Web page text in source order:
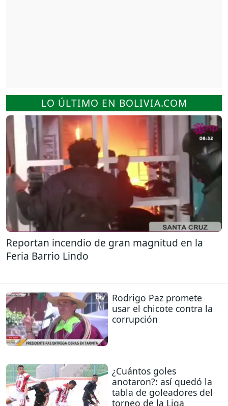
LO ÚLTIMO EN BOLIVIA.COM
Reportan incendio de gran magnitud en la
Feria Barrio Lindo
Rodrigo Paz promete
usar el chicote contra la
corrupción
¿Cuántos goles
anotaron?: así quedó la
tabla de goleadores del
torneo de la Liga